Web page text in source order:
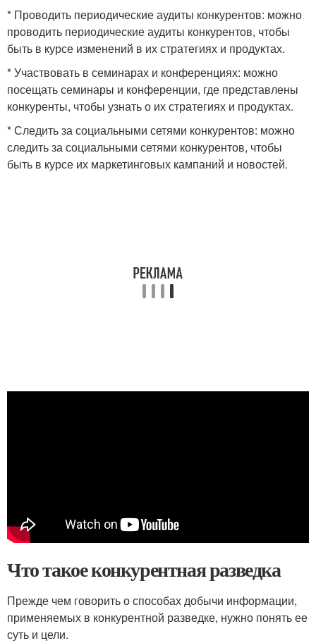
* Проводить периодические аудиты конкурентов: можно
проводить периодические аудиты конкурентов, чтобы
быть в курсе изменений в их стратегиях и продуктах.
* Участвовать в семинарах и конференциях: можно
посещать семинары и конференции, где представлены
конкуренты, чтобы узнать о их стратегиях и продуктах.
* Следить за социальными сетями конкурентов: можно
следить за социальными сетями конкурентов, чтобы
быть в курсе их маркетинговых кампаний и новостей.
Что такое конкурентная разведка
Прежде чем говорить о способах добычи информации,
применяемых в конкурентной разведке, нужно понять ее
суть и цели.